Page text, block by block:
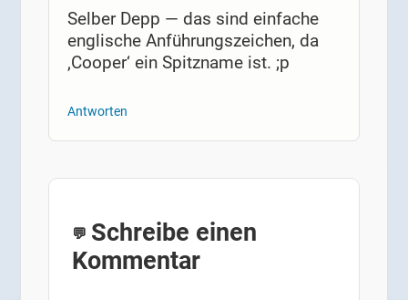
Selber Depp — das sind einfache
englische Anführungszeichen, da
‚Cooper‘ ein Spitzname ist. ;p
Antworten
Schreibe einen
Kommentar